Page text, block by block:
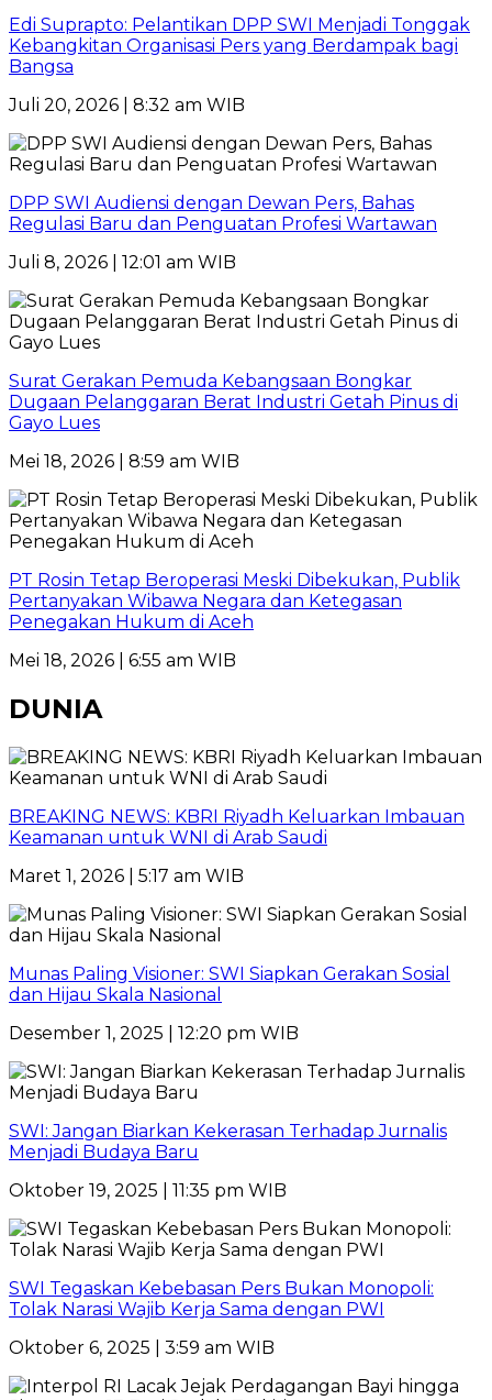
Edi Suprapto: Pelantikan DPP SWI Menjadi Tonggak
Kebangkitan Organisasi Pers yang Berdampak bagi
Bangsa
Juli 20, 2026 | 8:32 am WIB
DPP SWI Audiensi dengan Dewan Pers, Bahas
Regulasi Baru dan Penguatan Profesi Wartawan
Juli 8, 2026 | 12:01 am WIB
Surat Gerakan Pemuda Kebangsaan Bongkar
Dugaan Pelanggaran Berat Industri Getah Pinus di
Gayo Lues
Mei 18, 2026 | 8:59 am WIB
PT Rosin Tetap Beroperasi Meski Dibekukan, Publik
Pertanyakan Wibawa Negara dan Ketegasan
Penegakan Hukum di Aceh
Mei 18, 2026 | 6:55 am WIB
DUNIA
BREAKING NEWS: KBRI Riyadh Keluarkan Imbauan
Keamanan untuk WNI di Arab Saudi
Maret 1, 2026 | 5:17 am WIB
Munas Paling Visioner: SWI Siapkan Gerakan Sosial
dan Hijau Skala Nasional
Desember 1, 2025 | 12:20 pm WIB
SWI: Jangan Biarkan Kekerasan Terhadap Jurnalis
Menjadi Budaya Baru
Oktober 19, 2025 | 11:35 pm WIB
SWI Tegaskan Kebebasan Pers Bukan Monopoli:
Tolak Narasi Wajib Kerja Sama dengan PWI
Oktober 6, 2025 | 3:59 am WIB